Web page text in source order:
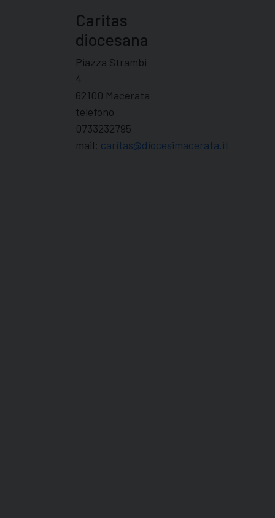
Caritas
diocesana
Piazza Strambi
4
62100 Macerata
telefono
0733232795
mail: caritas@diocesimacerata.it